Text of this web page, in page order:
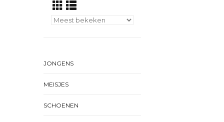
JONGENS
MEISJES
SCHOENEN